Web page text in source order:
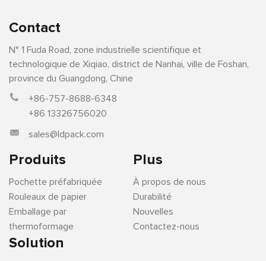
Contact
N° 1 Fuda Road, zone industrielle scientifique et
technologique de Xiqiao, district de Nanhai, ville de Foshan,
province du Guangdong, Chine
+86-757-8688-6348
+86 13326756020
sales@ldpack.com
Produits
Pochette préfabriquée
Rouleaux de papier
Emballage par
thermoformage
Solution
Plus
À propos de nous
Durabilité
Nouvelles
Contactez-nous